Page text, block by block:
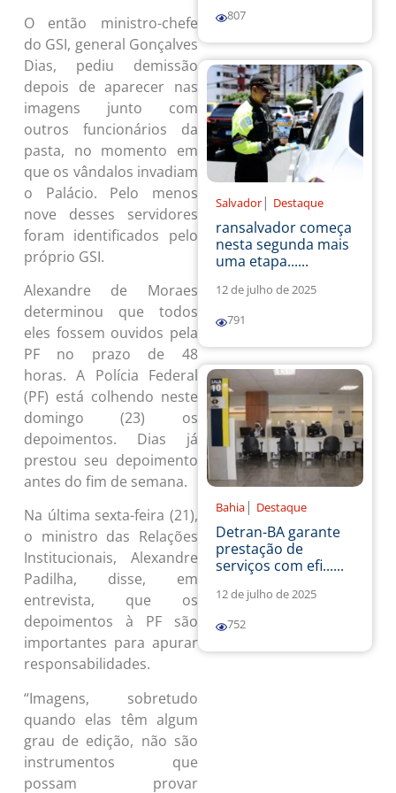
O então ministro-chefe
do GSI, general Gonçalves
Dias, pediu demissão
depois de aparecer nas
imagens junto com
outros funcionários da
pasta, no momento em
que os vândalos invadiam
o Palácio. Pelo menos
nove desses servidores
foram identificados pelo
próprio GSI.
Alexandre de Moraes
determinou que todos
eles fossem ouvidos pela
PF no prazo de 48
horas. A Polícia Federal
(PF) está colhendo neste
domingo (23) os
depoimentos. Dias já
prestou seu depoimento
antes do fim de semana.
Na última sexta-feira (21),
o ministro das Relações
Institucionais, Alexandre
Padilha, disse, em
entrevista, que os
depoimentos à PF são
importantes para apurar
responsabilidades.
“Imagens, sobretudo
quando elas têm algum
grau de edição, não são
instrumentos que
possam provar
807
Salvador | Destaque
ransalvador começa
nesta segunda mais
uma etapa......
12 de julho de 2025
791
Bahia | Destaque
Detran-BA garante
prestação de
serviços com efi......
12 de julho de 2025
752